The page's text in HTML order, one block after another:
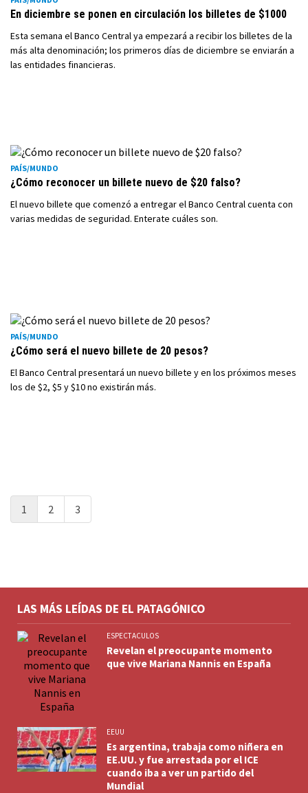
En diciembre se ponen en circulación los billetes de $1000
Esta semana el Banco Central ya empezará a recibir los billetes de la
más alta denominación; los primeros días de diciembre se enviarán a
las entidades financieras.
PAÍS/MUNDO
¿Cómo reconocer un billete nuevo de $20 falso?
El nuevo billete que comenzó a entregar el Banco Central cuenta con
varias medidas de seguridad. Enterate cuáles son.
PAÍS/MUNDO
¿Cómo será el nuevo billete de 20 pesos?
El Banco Central presentará un nuevo billete y en los próximos meses
los de $2, $5 y $10 no existirán más.
1 2 3
LAS MÁS LEÍDAS DE EL PATAGÓNICO
ESPECTACULOS
Revelan el preocupante momento
que vive Mariana Nannis en España
EEUU
Es argentina, trabaja como niñera en
EE.UU. y fue arrestada por el ICE
cuando iba a ver un partido del
Mundial